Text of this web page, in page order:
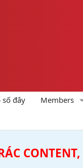
số đây Members